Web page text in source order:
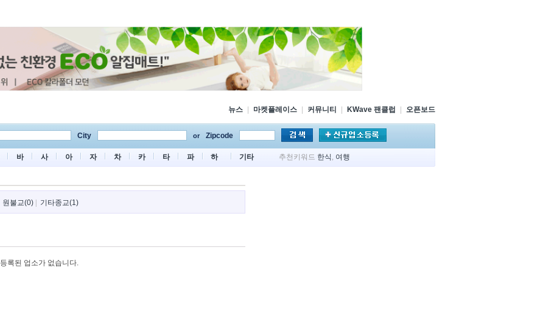
뉴스 마켓플레이스 커뮤니티 KWave 팬클럽 오픈보드
City or Zipcode
바 사 아 자 차 카 타 파 하 기타 추천키워드 한식 , 여행
원불교(0) 기타종교(1)
등록된 업소가 없습니다.